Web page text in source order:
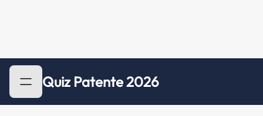
Quiz Patente 2026